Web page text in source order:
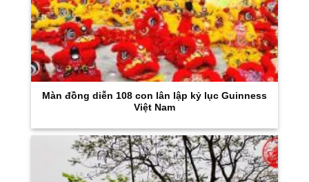
Màn đồng diễn 108 con lân lập kỷ lục Guinness
Việt Nam